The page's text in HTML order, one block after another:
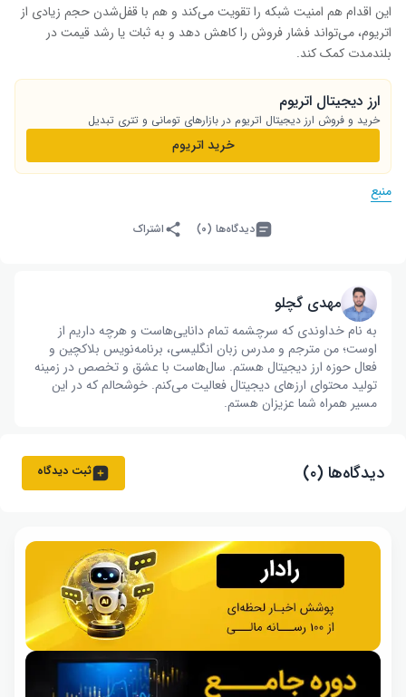
این اقدام هم امنیت شبکه را تقویت می‌کند و هم با قفل‌شدن حجم زیادی از
اتریوم، می‌تواند فشار فروش را کاهش دهد و به ثبات یا رشد قیمت در
بلندمدت کمک کند.
ارز دیجیتال اتریوم
خرید و فروش ارز دیجیتال اتریوم در بازارهای تومانی و تتری تبدیل
خرید اتریوم
منبع
دیدگاه‌ها (۰) اشتراک
مهدی گچلو
به نام خداوندی که سرچشمه تمام دانایی‌هاست و هرچه داریم از
اوست؛ من مترجم و مدرس زبان انگلیسی، برنامه‌نویس بلاکچین و
فعال حوزه ارز دیجیتال هستم. سال‌هاست با عشق و تخصص در زمینه
تولید محتوای ارزهای دیجیتال فعالیت می‌کنم. خوشحالم که در این
مسیر همراه شما عزیزان هستم.
دیدگاه‌ها (۰) ثبت دیدگاه